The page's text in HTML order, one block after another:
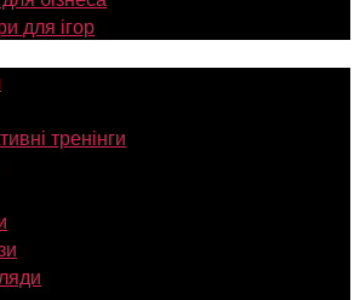
для ігор
тренінги